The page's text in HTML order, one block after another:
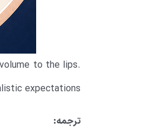
to the lips.
expectations.
ترجمه: